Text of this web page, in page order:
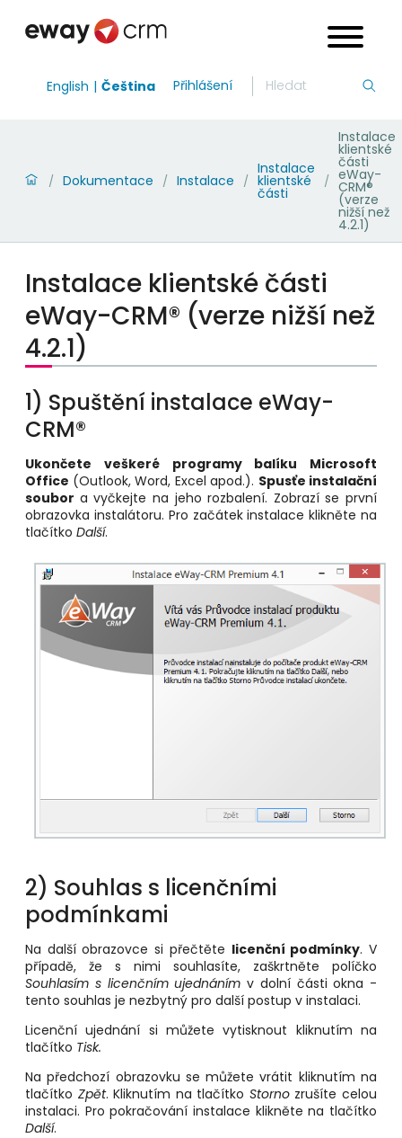
English Čeština Přihlášení
/ Dokumentace / Instalace /
Instalace
klientské
části
/
Instalace
klientské
části
eWay-
CRM®
(verze
nižší než
4.2.1)
Instalace klientské části
eWay-CRM® (verze nižší než
4.2.1)
1) Spuštění instalace eWay-
CRM®
Ukončete veškeré programy balíku Microsoft
Office (Outlook, Word, Excel apod.). Spusťe instalační
soubor a vyčkejte na jeho rozbalení. Zobrazí se první
obrazovka instalátoru. Pro začátek instalace klikněte na
tlačítko Další.
2) Souhlas s licenčními
podmínkami
Na další obrazovce si přečtěte licenční podmínky. V
případě, že s nimi souhlasíte, zaškrtněte políčko
Souhlasím s licenčním ujednáním v dolní části okna -
tento souhlas je nezbytný pro další postup v instalaci.
Licenční ujednání si můžete vytisknout kliknutím na
tlačítko Tisk.
Na předchozí obrazovku se můžete vrátit kliknutím na
tlačítko Zpět. Kliknutím na tlačítko Storno zrušíte celou
instalaci. Pro pokračování instalace klikněte na tlačítko
Další.